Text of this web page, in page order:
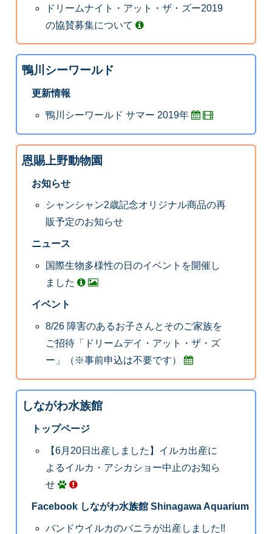
ドリームナイト・アット・ザ・ズー2019
の協賛募集について
鴨川シーワールド
更新情報
鴨川シーワールド サマー 2019年
恩賜上野動物園
お知らせ
シャンシャン2歳記念オリジナル商品の再
販予定のお知らせ
ニュース
国際生物多様性の日のイベントを開催し
ました
イベント
8/26 障害のあるお子さんとそのご家族を
ご招待「ドリームデイ・アット・ザ・ズ
ー」（※事前申込は不要です）
しながわ水族館
トップページ
【6月20日出産しました】イルカ出産に
よるイルカ・アシカショー中止のお知ら
せ
Facebook しながわ水族館 Shinagawa Aquarium
バンドウイルカのバニラが出産しました!!